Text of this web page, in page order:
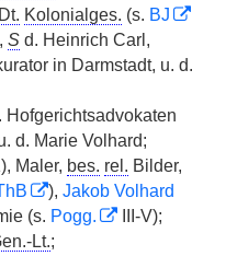
Dt. Kolonialges. (s. BJ
S d. Heinrich Carl,
in Darmstadt, u. d.
Hofgerichtsadvokaten
d. Marie Volhard;
Maler, bes. rel. Bilder,
), Jakob Volhard
(s. Pogg.
III-V);
Lt.;